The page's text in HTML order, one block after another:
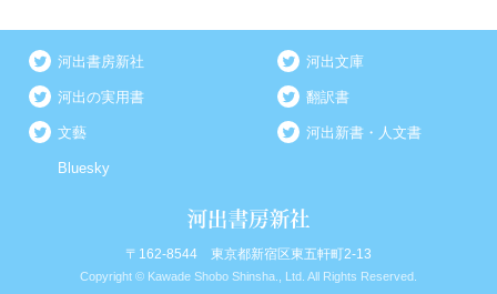
河出書房新社 河出文庫
河出の実用書 翻訳書
文藝 河出新書・人文書
Bluesky
〒162-8544 東京都新宿区東五軒町2-13
Copyright © Kawade Shobo Shinsha., Ltd. All Rights Reserved.